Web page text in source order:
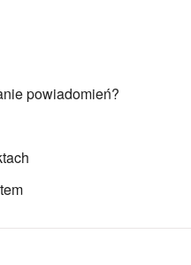
powiadomień?